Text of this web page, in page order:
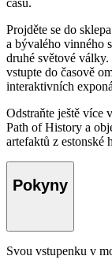
Projděte se do
a bývalého vinného
druhé světové
vstupte do časově
interaktivních
Odstraňte ještě více
Path of History a
artefaktů z estonské
Pokyny
Svou vstupenku v